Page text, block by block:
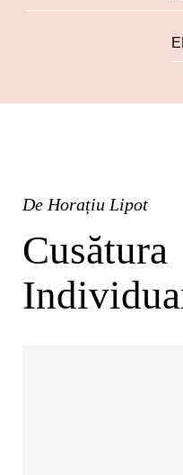
De Horațiu Lipot
Cusătura